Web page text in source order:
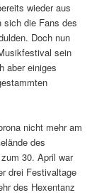
wieder aus
sich die Fans des
Doch nun
sein
aber einiges
nicht mehr am
des
30. April war
drei Festivaltage
des Hexentanz